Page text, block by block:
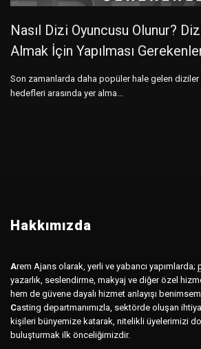
Nasıl Dizi Oyuncusu Olunur?
Almak İçin Yapılması
Son zamanlarda daha popüler hale gelen
hedefleri arasında yer alma...
Hakkımızda
Arem Ajans olarak, yerli ve yabancı yapımlarda;
yazarlık, seslendirme, makyaj ve diğer özel
hem de güvene dayalı hizmet anlayışı
Casting departmanımızla, sektörde oluşan
kişileri bünyemize katarak, nitelikli üyelerimizi
buluşturmak ilk önceliğimizdir.